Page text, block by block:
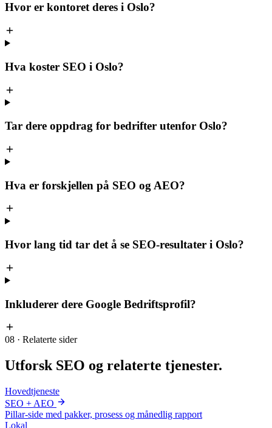
Hvor er kontoret deres i Oslo?
Hva koster SEO i Oslo?
Tar dere oppdrag for bedrifter utenfor Oslo?
Hva er forskjellen på SEO og AEO?
Hvor lang tid tar det å se SEO-resultater i Oslo?
Inkluderer dere Google Bedriftsprofil?
08 · Relaterte sider
Utforsk SEO og relaterte tjenester.
Hovedtjeneste
SEO + AEO
Pillar-side med pakker, prosess og månedlig rapport
Lokal